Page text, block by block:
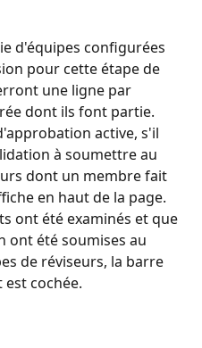
d'équipes configurées
pour cette étape de
une ligne par
dont ils font partie.
active, s'il
à soumettre au
dont un membre fait
en haut de la page.
ont été examinés et que
ont été soumises au
de réviseurs, la barre
cochée.